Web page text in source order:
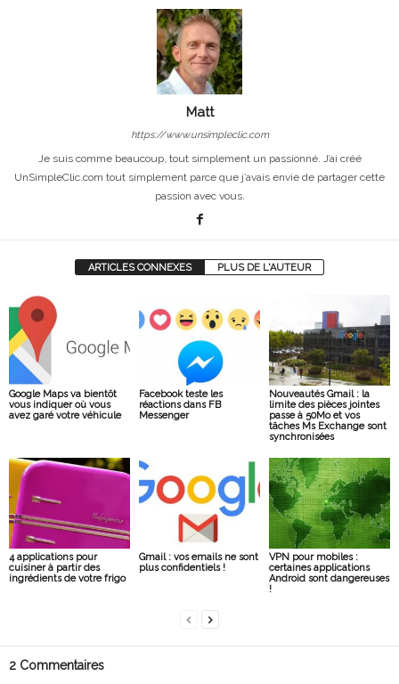
Matt
https://www.unsimpleclic.com
Je suis comme beaucoup, tout simplement un passionné. J’ai créé
UnSimpleClic.com tout simplement parce que j’avais envie de partager cette
passion avec vous.
ARTICLES CONNEXES PLUS DE L'AUTEUR
Google Maps va bientôt
vous indiquer où vous
avez garé votre véhicule
Facebook teste les
réactions dans FB
Messenger
Nouveautés Gmail : la
limite des pièces jointes
passe à 50Mo et vos
tâches Ms Exchange sont
synchronisées
4 applications pour
cuisiner à partir des
ingrédients de votre frigo
Gmail : vos emails ne sont
plus confidentiels !
VPN pour mobiles :
certaines applications
Android sont dangereuses
!
2 Commentaires